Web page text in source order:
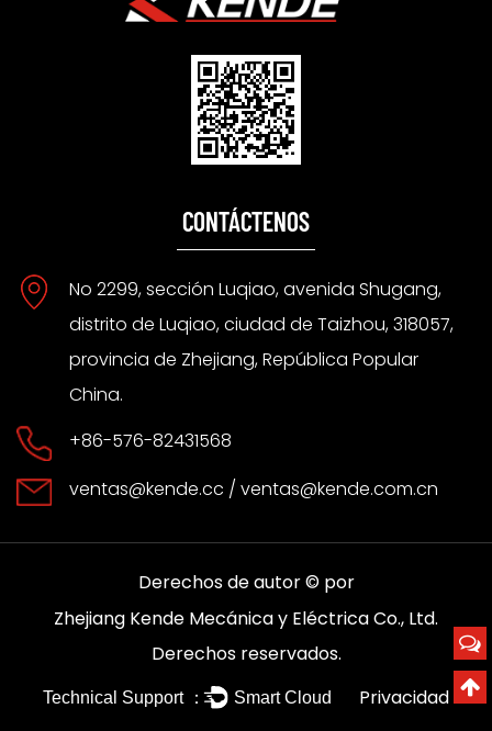
CONTÁCTENOS
No 2299, sección Luqiao, avenida Shugang,
distrito de Luqiao, ciudad de Taizhou, 318057,
provincia de Zhejiang, República Popular
China.
+86-576-82431568
ventas@kende.cc / ventas@kende.com.cn
Derechos de autor © por
Zhejiang Kende Mecánica y Eléctrica Co., Ltd.
Derechos reservados.
Technical Support ： Smart Cloud Privacidad